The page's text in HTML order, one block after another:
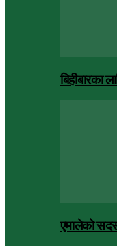
बिहीबारका
एमालेको